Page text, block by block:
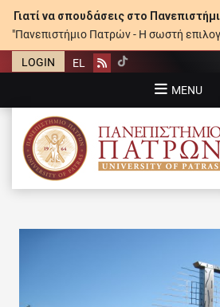
Γιατί να σπουδάσεις στο
"Πανεπιστήμιο Πατρών - Η σωστή
LOGIN EL Rss
MENU
ΠΑΝΕΠΙΣΤΉΜΙΟ